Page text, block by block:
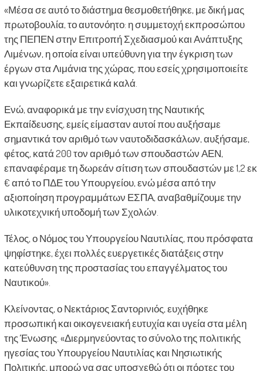
«Μέσα σε αυτό το διάστημα θεσμοθετήθηκε, με δική μας
πρωτοβουλία, το αυτονόητο: η συμμετοχή εκπροσώπου
της ΠΕΠΕΝ στην Επιτροπή Σχεδιασμού και Ανάπτυξης
Λιμένων, η οποία είναι υπεύθυνη για την έγκριση των
έργων στα Λιμάνια της χώρας, που εσείς χρησιμοποιείτε
και γνωρίζετε εξαιρετικά καλά.
Ενώ, αναφορικά με την ενίσχυση της Ναυτικής
Εκπαίδευσης, εμείς είμασταν αυτοί που αυξήσαμε
σημαντικά τον αριθμό των ναυτοδιδασκάλων, αυξήσαμε,
φέτος, κατά 200 τον αριθμό των σπουδαστών ΑΕΝ,
επαναφέραμε τη δωρεάν σίτιση των σπουδαστών με 1,2 εκ
€ από το ΠΔΕ του Υπουργείου, ενώ μέσα από την
αξιοποίηση προγραμμάτων ΕΣΠΑ, αναβαθμίζουμε την
υλικοτεχνική υποδομή των Σχολών.
Τέλος, ο Νόμος του Υπουργείου Ναυτιλίας, που πρόσφατα
ψηφίστηκε, έχει πολλές ευεργετικές διατάξεις στην
κατεύθυνση της προστασίας του επαγγέλματος του
Ναυτικού».
Κλείνοντας, ο Νεκτάριος Σαντορινιός, ευχήθηκε
προσωπική και οικογενειακή ευτυχία και υγεία στα μέλη
της Ένωσης. «Διερμηνεύοντας το σύνολο της πολιτικής
ηγεσίας του Υπουργείου Ναυτιλίας και Νησιωτικής
Πολιτικής, μπορώ να σας υποσχεθώ ότι οι πόρτες του